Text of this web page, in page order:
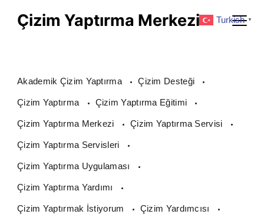
Çizim Yaptırma Merkezi
Akademik Çizim Yaptırma Çizim Desteği
Çizim Yaptırma Çizim Yaptırma Eğitimi
Çizim Yaptırma Merkezi Çizim Yaptırma Servisi
Çizim Yaptırma Servisleri
Çizim Yaptırma Uygulaması
Çizim Yaptırma Yardımı
Çizim Yaptırmak İstiyorum Çizim Yardımcısı
Turkish ▼